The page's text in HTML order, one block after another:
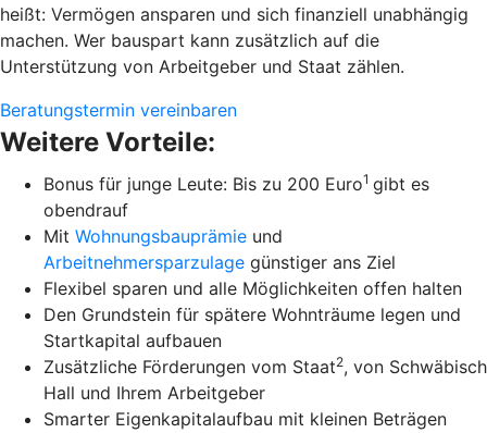
heißt: Vermögen ansparen und sich finanziell unabhängig
machen. Wer bauspart kann zusätzlich auf die
Unterstützung von Arbeitgeber und Staat zählen.
Beratungstermin vereinbaren
Weitere Vorteile:
Bonus für junge Leute: Bis zu 200 Euro1 gibt es
obendrauf
Mit Wohnungsbauprämie und
Arbeitnehmersparzulage günstiger ans Ziel
Flexibel sparen und alle Möglichkeiten offen halten
Den Grundstein für spätere Wohnträume legen und
Startkapital aufbauen
Zusätzliche Förderungen vom Staat2, von Schwäbisch
Hall und Ihrem Arbeitgeber
Smarter Eigenkapitalaufbau mit kleinen Beträgen